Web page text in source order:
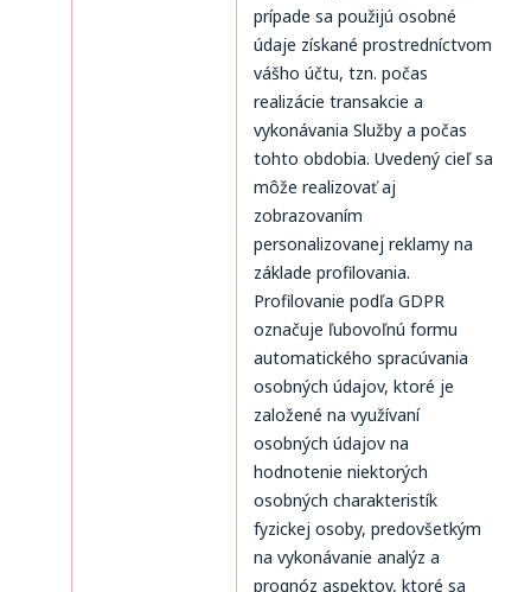
prípade sa použijú osobné
údaje získané prostredníctvom
vášho účtu, tzn. počas
realizácie transakcie a
vykonávania Služby a počas
tohto obdobia. Uvedený cieľ sa
môže realizovať aj
zobrazovaním
personalizovanej reklamy na
základe profilovania.
Profilovanie podľa GDPR
označuje ľubovoľnú formu
automatického spracúvania
osobných údajov, ktoré je
založené na využívaní
osobných údajov na
hodnotenie niektorých
osobných charakteristík
fyzickej osoby, predovšetkým
na vykonávanie analýz a
prognóz aspektov, ktoré sa